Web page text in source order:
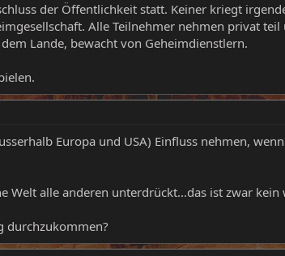
der Öffentlichkeit statt. Keiner kriegt
Alle Teilnehmer nehmen privat
Lande, bewacht von Geheimdienstlern.
Europa und USA) Einfluss nehmen,
Welt alle anderen unterdrückt...das ist zwar kein
durchzukommen?